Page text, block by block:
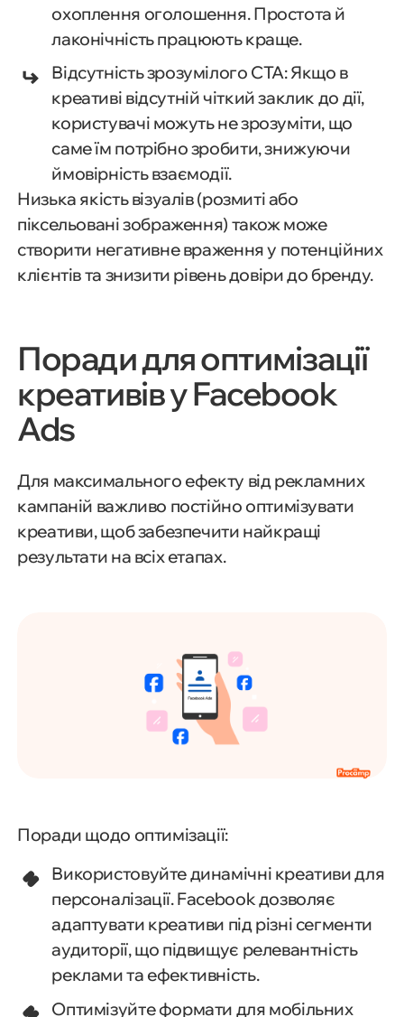
охоплення оголошення. Простота й
лаконічність працюють краще.
Відсутність зрозумілого CTA: Якщо в
креативі відсутній чіткий заклик до дії,
користувачі можуть не зрозуміти, що
саме їм потрібно зробити, знижуючи
ймовірність взаємодії.
Низька якість візуалів (розмиті або
піксельовані зображення) також може
створити негативне враження у потенційних
клієнтів та знизити рівень довіри до бренду.
Поради для оптимізації
креативів у Facebook
Ads
Для максимального ефекту від рекламних
кампаній важливо постійно оптимізувати
креативи, щоб забезпечити найкращі
результати на всіх етапах.
Поради щодо оптимізації:
Використовуйте динамічні креативи для
персоналізації. Facebook дозволяє
адаптувати креативи під різні сегменти
аудиторії, що підвищує релевантність
реклами та ефективність.
Оптимізуйте формати для мобільних